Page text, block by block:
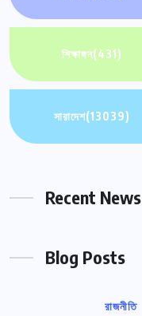
শিক্ষাঙ্গন(431)
সারাদেশ(13039)
Recent News
Blog Posts
রাজনীতি